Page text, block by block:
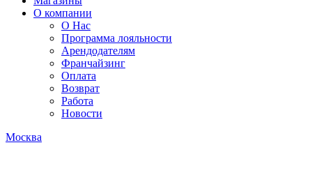
О компании
О Нас
Программа лояльности
Арендодателям
Франчайзинг
Оплата
Возврат
Работа
Новости
Москва